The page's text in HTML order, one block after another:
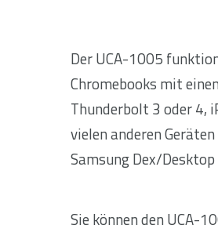
Der UCA-1005
Chromebooks mit
Thunderbolt 3 oder 4,
vielen anderen
Samsung Dex/
Sie können den UCA-